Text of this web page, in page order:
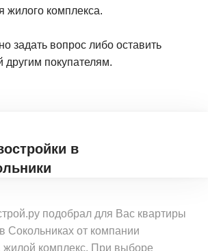
жилого комплекса.
задать вопрос либо оставить
другим покупателям.
в
подобрал для Вас квартиры
Сокольниках от компании
комплекс. При выборе